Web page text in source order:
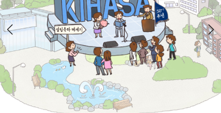
기록물 아카이브
사진 아카이브 문서 기록물 행정박물 영상 기록물
50+1 주년 기념
성과 50선 숫자로 보는 50년 50
주년 광장
세계와 함께 한 KIHASA